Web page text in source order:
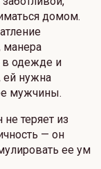
домом.
манера
в одежде и
ей нужна
мужчины.
теряет из
— он
ее ум